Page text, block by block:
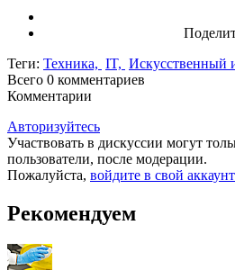
Теги: Техника, IT, Искусственный
Всего 0 комментариев
Комментарии
Авторизуйтесь
Участвовать в дискуссии могут
пользователи, после модерации.
Пожалуйста, войдите в свой аккаунт
Рекомендуем